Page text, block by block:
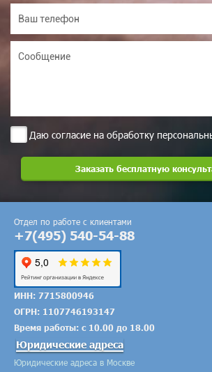
Даю согласие на обработку
Отдел по работе с клиентами
+7(495) 540-54-88
ИНН: 7715800946
ОГРН: 1107746193147
Время работы: с 10.00 до 18.00
Юридические адреса
Юридические адреса в Москве